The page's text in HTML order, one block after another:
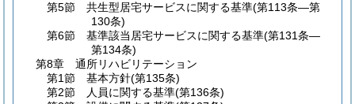
第5節
共生型居宅サービスに関する基準(第113条―第
130条)
第6節
基準該当居宅サービスに関する基準(第131条―
第134条)
第8章
通所リハビリテーション
第1節
基本方針(第135条)
第2節
人員に関する基準(第136条)